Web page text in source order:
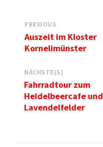
PREVIOUS
Auszeit im Kloster
Kornelimünster
NÄCHSTE(S)
Fahrradtour zum
Heidelbeercafe und
Lavendelfelder